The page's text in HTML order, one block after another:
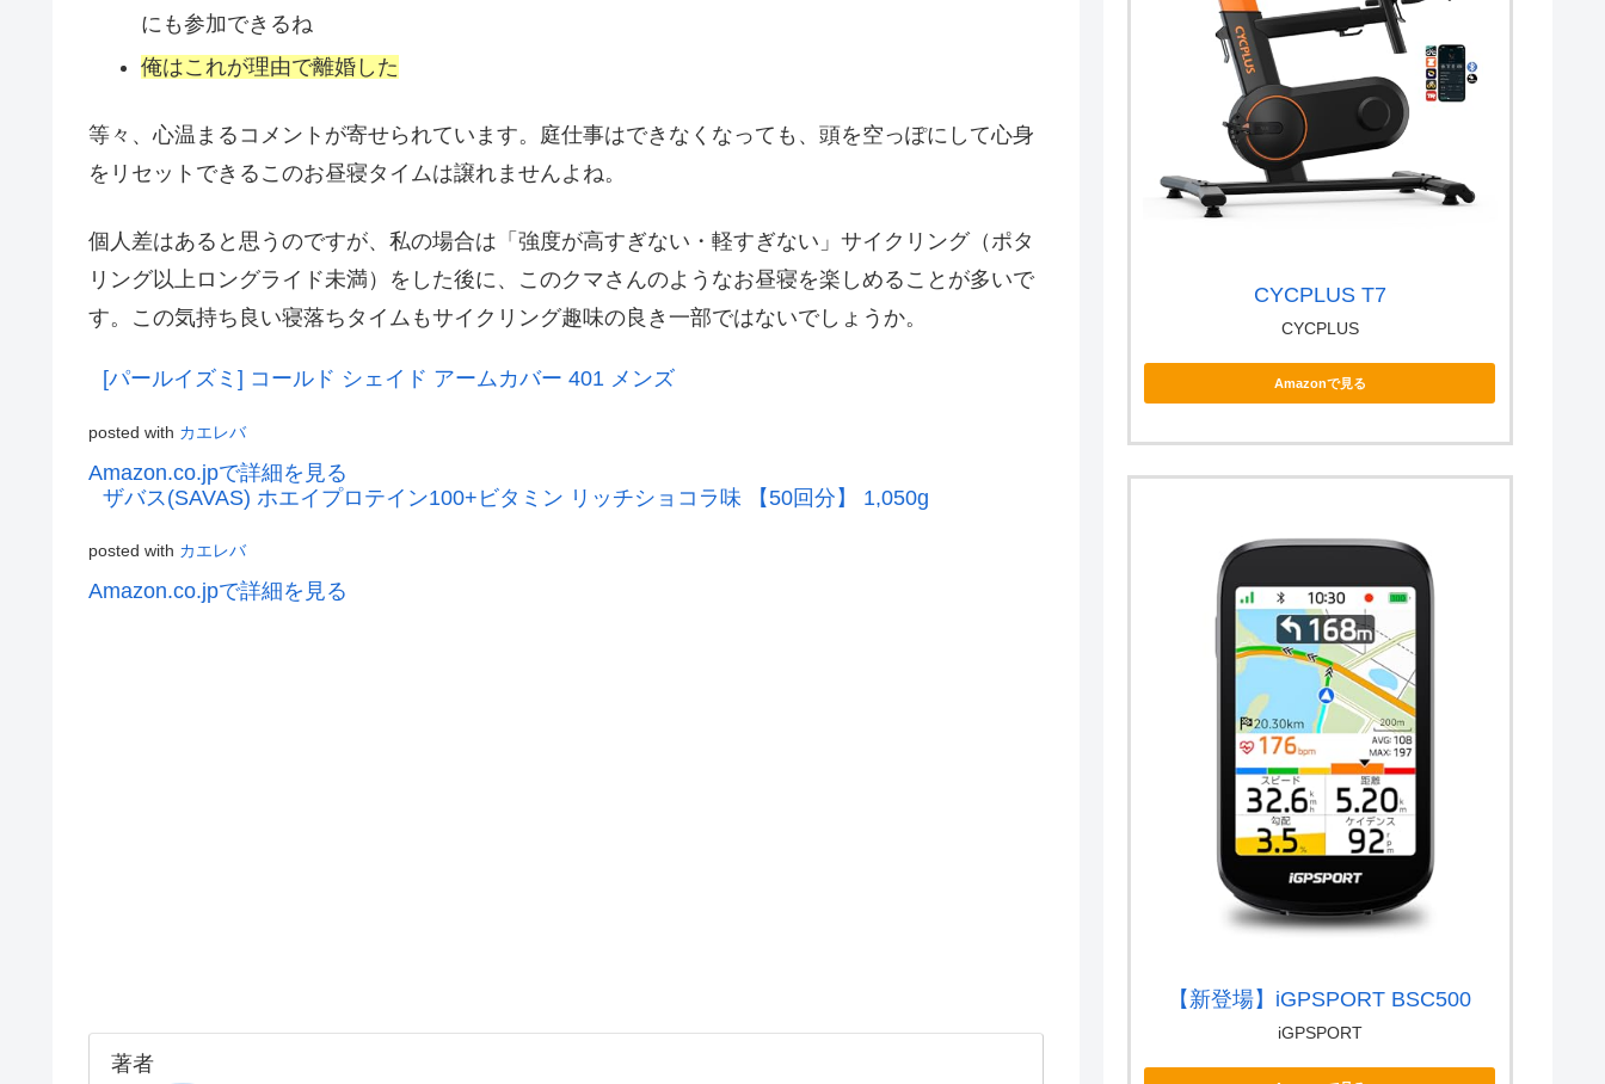
にも参加できるね
俺はこれが理由で離婚した
等々、心温まるコメントが寄せられています。庭仕事はできなくなっても、頭を空っぽにして心身
をリセットできるこのお昼寝タイムは譲れませんよね。
個人差はあると思うのですが、私の場合は「強度が高すぎない・軽すぎない」サイクリング（ポタ
リング以上ロングライド未満）をした後に、このクマさんのようなお昼寝を楽しめることが多いで
す。この気持ち良い寝落ちタイムもサイクリング趣味の良き一部ではないでしょうか。
[パールイズミ] コールド シェイド アームカバー 401 メンズ
posted with カエレバ
Amazon.co.jpで詳細を見る
ザバス(SAVAS) ホエイプロテイン100+ビタミン リッチショコラ味 【50回分】 1,050g
posted with カエレバ
Amazon.co.jpで詳細を見る
著者
CYCPLUS T7
CYCPLUS
Amazonで見る
【新登場】iGPSPORT BSC500
iGPSPORT